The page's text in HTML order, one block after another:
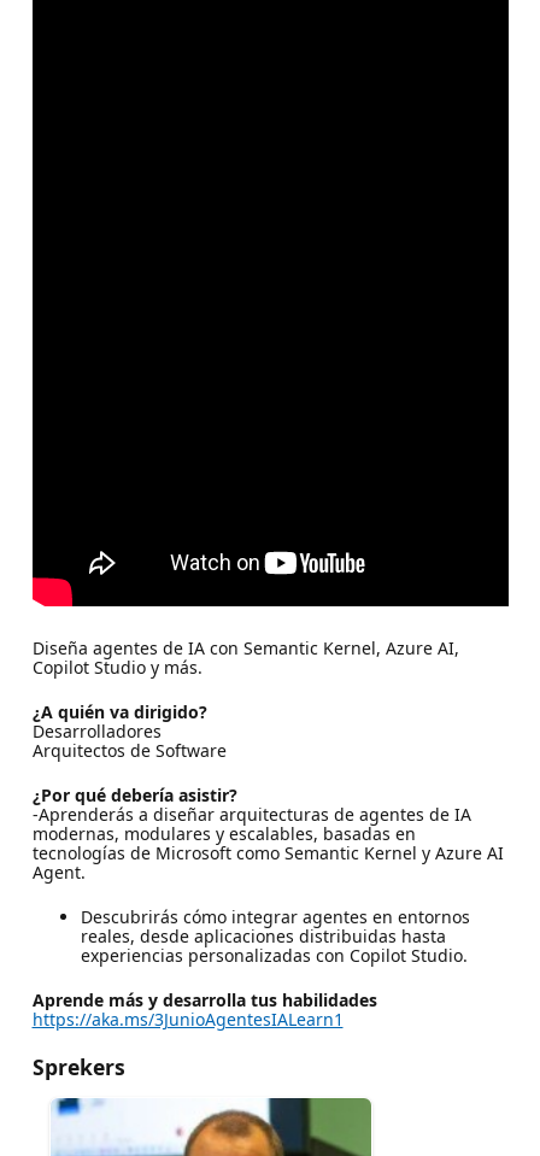
Diseña agentes de IA con Semantic Kernel, Azure AI,
Copilot Studio y más.
¿A quién va dirigido?
Desarrolladores
Arquitectos de Software
¿Por qué debería asistir?
-Aprenderás a diseñar arquitecturas de agentes de IA
modernas, modulares y escalables, basadas en
tecnologías de Microsoft como Semantic Kernel y Azure AI
Agent.
Descubrirás cómo integrar agentes en entornos
reales, desde aplicaciones distribuidas hasta
experiencias personalizadas con Copilot Studio.
Aprende más y desarrolla tus habilidades
https://aka.ms/3JunioAgentesIALearn1
Sprekers